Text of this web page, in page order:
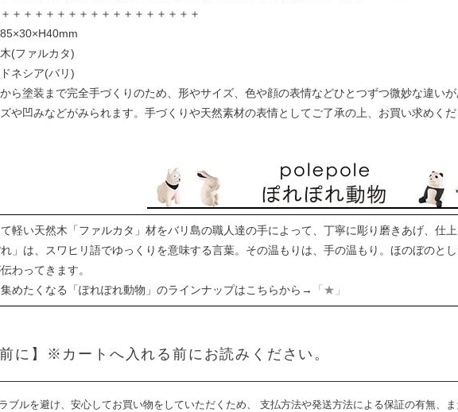
＋＋＋＋＋＋＋＋＋＋＋＋＋＋＋＋＋
(ファルカタ)
ネシア(バリ)
ら塗装まで完全手づくりのため、形やサイズ、色や顔の表情などひとつずつ微妙な違い
や凹みなどがみられます。手づくりや天然素材の表情としてご了承の上、お買い求めくだ
軽い天然木「ファルカタ」材をバリ島の職人達の手によって、丁寧に彫り磨きあげ、仕
れ」は、スワヒリ語でゆっくりを意味する言葉。その温もりは、手の温もり。ほのぼのと
わってきます。
めたくなる「ぽれぽれ動物」のラインナップはこちらから→
「★」
前に】※カートへ入れる前にお読みください。
ブルを避け、安心してお買い物をしていただくため、 支払方法や発送方法による保証の有無、ま